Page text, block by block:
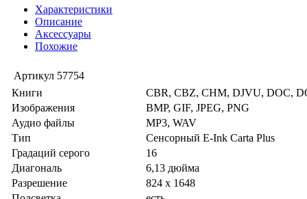
Характеристики
Описание
Аксессуары
Похожие
Артикул 57754
Книги
CBR, CBZ, CHM, DJVU, DOC,
Изображения
BMP, GIF, JPEG, PNG
Аудио файлы
MP3, WAV
Тип
Сенсорный E-Ink Carta Plus
Градаций серого
16
Диагональ
6,13 дюйма
Разрешение
824 x 1648